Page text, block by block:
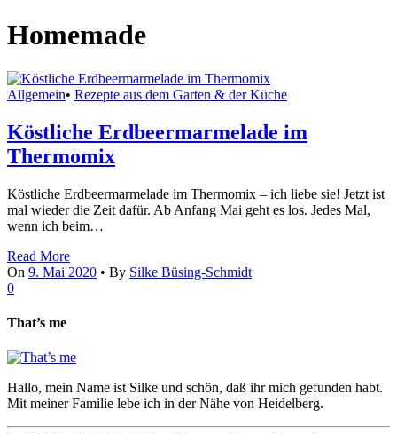
Homemade
Allgemein• Rezepte aus dem Garten & der Küche
Köstliche Erdbeermarmelade im
Thermomix
Köstliche Erdbeermarmelade im Thermomix – ich liebe sie! Jetzt ist
mal wieder die Zeit dafür. Ab Anfang Mai geht es los. Jedes Mal,
wenn ich beim…
Read More
On 9. Mai 2020 • By Silke Büsing-Schmidt
0
That’s me
Hallo, mein Name ist Silke und schön, daß ihr mich gefunden habt.
Mit meiner Familie lebe ich in der Nähe von Heidelberg.